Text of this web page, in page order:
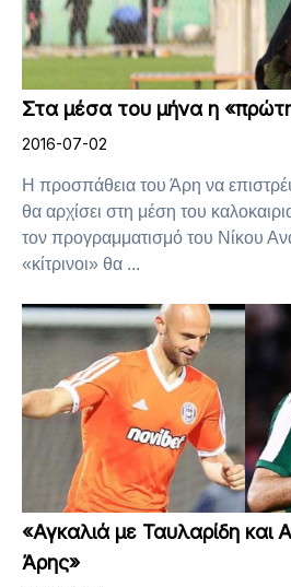
Στα μέσα του μήνα η
2016-07-02
Η προσπάθεια του Άρη να
θα αρχίσει στη μέση του
τον προγραμματισμό του Νίκου
«κίτρινοι» θα ...
«Αγκαλιά με Ταυλαρίδη και
Άρης»